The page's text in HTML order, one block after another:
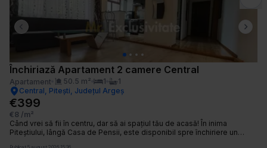
Previous slide Next
Închiriază Apartament 2 camere Central
Apartament 50.5 m² 1
1
Central, Pitești, Județul Argeș
€399
€8 /m²
Când vrei să fii în centru, dar să ai spațiul tău de acasă! În inima
Piteștiului, lângă Casa de Pensii, este disponibil spre închiriere un